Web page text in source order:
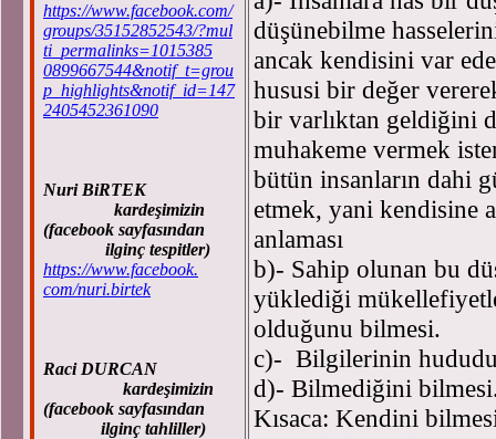
https://www.facebook.com/
groups/35152852543/?mul
ti_permalinks=1015385
0899667544&notif_t=grou
p_highlights&notif_id=147
2405452361090
Nuri BiRTEK
kardeşimizin
(facebook sayfasından
ilginç tespitler)
https://www.facebook.
com/nuri.birtek
Raci DURCAN
kardeşimizin
(facebook sayfasından
ilginç tahliller)
düşünebilme
ancak kendisini var
hususi bir değer
bir varlıktan geldiğini
muhakeme vermek
bütün insanların dahi
etmek, yani kendisine
anlaması
b)- Sahip olunan bu
yüklediği
olduğunu bilmesi.
c)- Bilgilerinin
d)- Bilmediğini
Kısaca: Kendini